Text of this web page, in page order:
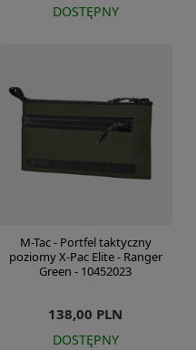
DOSTĘPNY
M-Tac - Portfel taktyczny
poziomy X-Pac Elite - Ranger
Green - 10452023
138,00 PLN
DOSTĘPNY